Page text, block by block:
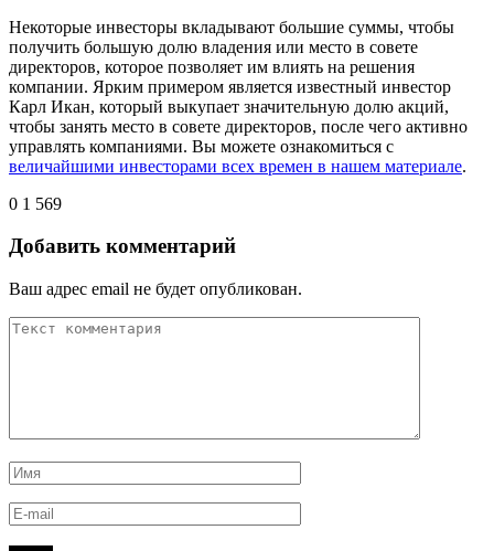
Некоторые инвесторы вкладывают большие суммы, чтобы
получить большую долю владения или место в совете
директоров, которое позволяет им влиять на решения
компании. Ярким примером является известный инвестор
Карл Икан, который выкупает значительную долю акций,
чтобы занять место в совете директоров, после чего активно
управлять компаниями. Вы можете ознакомиться с
величайшими инвесторами всех времен в нашем материале.
0 1 569
Добавить комментарий
Ваш адрес email не будет опубликован.